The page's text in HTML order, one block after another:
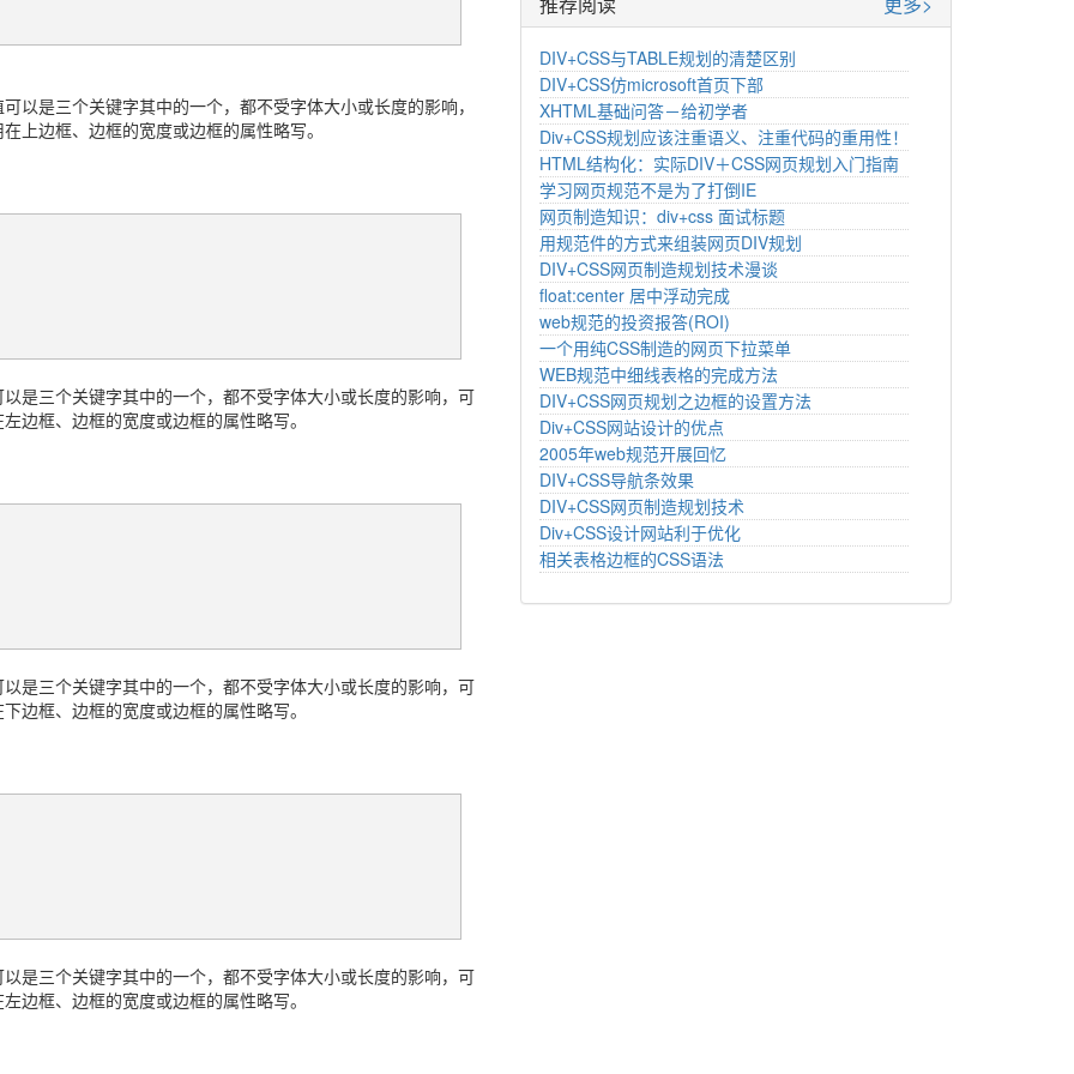
是三个关键字其中的一个，都不受字体大小或长度的影响，
上边框、边框的宽度或边框的属性略写。
三个关键字其中的一个，都不受字体大小或长度的影响，可
边框、边框的宽度或边框的属性略写。
三个关键字其中的一个，都不受字体大小或长度的影响，可
边框、边框的宽度或边框的属性略写。
三个关键字其中的一个，都不受字体大小或长度的影响，可
边框、边框的宽度或边框的属性略写。
DIV+CSS与TABLE规划的清楚区别
DIV+CSS仿microsoft首页下部
XHTML基础问答－给初学者
Div+CSS规划应该注重语义、注重代码的重用性！
HTML结构化：实际DIV＋CSS网页规划入门指南
学习网页规范不是为了打倒IE
网页制造知识：div+css 面试标题
用规范件的方式来组装网页DIV规划
DIV+CSS网页制造规划技术漫谈
float:center 居中浮动完成
web规范的投资报答(ROI)
一个用纯CSS制造的网页下拉菜单
WEB规范中细线表格的完成方法
DIV+CSS网页规划之边框的设置方法
Div+CSS网站设计的优点
2005年web规范开展回忆
DIV+CSS导航条效果
DIV+CSS网页制造规划技术
Div+CSS设计网站利于优化
相关表格边框的CSS语法